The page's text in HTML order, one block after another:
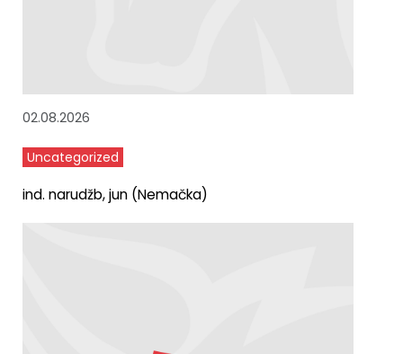
02.08.2026
Uncategorized
ind. narudžb, jun (Nemačka)